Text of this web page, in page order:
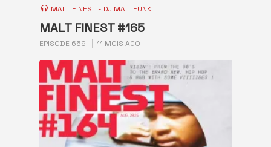
MALT FINEST - DJ MALTFUNK
MALT FINEST #165
EPISODE 659 11 MOIS AGO